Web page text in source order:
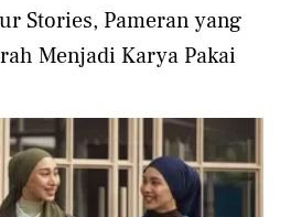
Stories, Pameran yang
Menjadi Karya Pakai